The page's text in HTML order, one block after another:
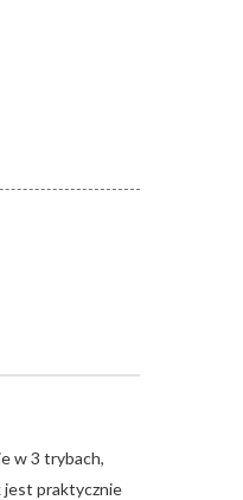
w 3 trybach,
jest praktycznie